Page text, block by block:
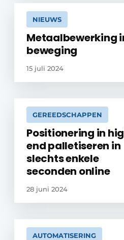
NIEUWS
Metaalbewerking
beweging
15 juli 2024
GEREEDSCHAPPEN
Positionering in
end palletiseren in
slechts enkele
seconden online
28 juni 2024
AUTOMATISERING